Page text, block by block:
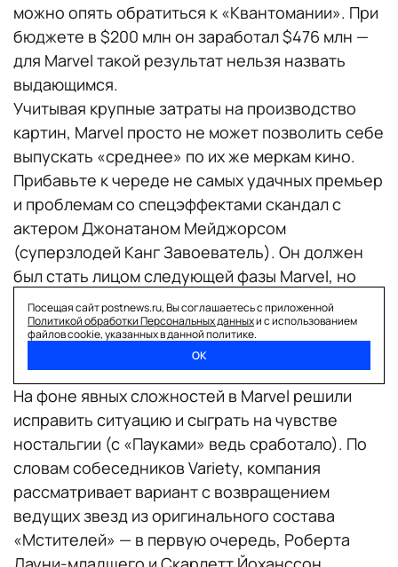
можно опять обратиться к «Квантомании». При
бюджете в $200 млн он заработал $476 млн —
для Marvel такой результат нельзя назвать
выдающимся.
Учитывая крупные затраты на производство
картин, Marvel просто не может позволить себе
выпускать «среднее» по их же меркам кино.
Прибавьте к череде не самых удачных премьер
и проблемам со спецэффектами скандал с
актером Джонатаном Мейджорсом
(суперзлодей Канг Завоеватель). Он должен
был стать лицом следующей фазы Marvel, но
после обвинений в домашнем насилии его
участие оказалось под вопросом. Попытается
ли студия заменить опального Мейджорса —
пока неизвестно.
На фоне явных сложностей в Marvel решили
исправить ситуацию и сыграть на чувстве
ностальгии (с «Пауками» ведь сработало). По
словам собеседников Variety, компания
рассматривает вариант с возвращением
ведущих звезд из оригинального состава
«Мстителей» — в первую очередь, Роберта
Посещая сайт postnews.ru, Вы соглашаетесь с приложенной
Политикой обработки Персональных данныхи с использованием
файлов cookie, указанных в данной политике.
ОК